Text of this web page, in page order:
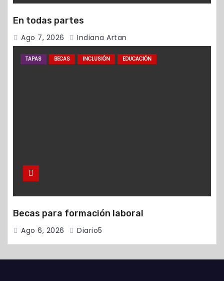
En todas partes
Ago 7, 2026 Indiana Artan
TAPAS BECAS INCLUSIÓN EDUCACIÓN
Becas para formación laboral
Ago 6, 2026 Diario5